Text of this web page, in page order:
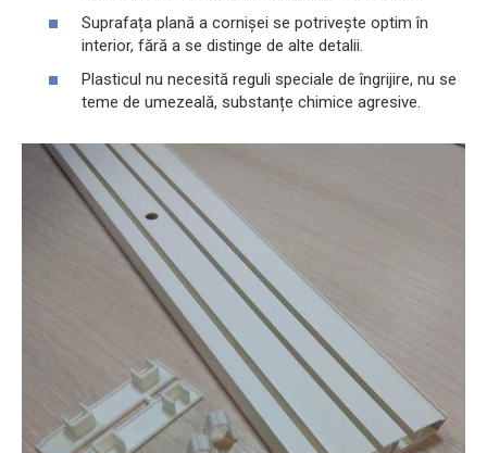
Suprafața plană a cornișei se potrivește optim în
interior, fără a se distinge de alte detalii.
Plasticul nu necesită reguli speciale de îngrijire, nu se
teme de umezeală, substanțe chimice agresive.